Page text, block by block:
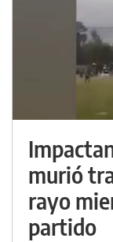
murió
rayo
partido